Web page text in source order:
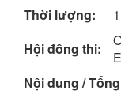
Thời lượng:
Hội đồng thi:
Nội dung /